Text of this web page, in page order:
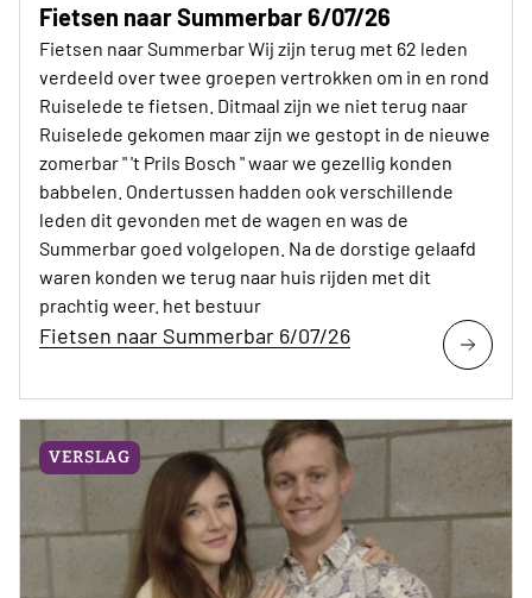
Fietsen naar Summerbar 6/07/26
Fietsen naar Summerbar Wij zijn terug met 62 leden
verdeeld over twee groepen vertrokken om in en rond
Ruiselede te fietsen. Ditmaal zijn we niet terug naar
Ruiselede gekomen maar zijn we gestopt in de nieuwe
zomerbar " 't Prils Bosch " waar we gezellig konden
babbelen. Ondertussen hadden ook verschillende
leden dit gevonden met de wagen en was de
Summerbar goed volgelopen. Na de dorstige gelaafd
waren konden we terug naar huis rijden met dit
prachtig weer. het bestuur
Fietsen naar Summerbar 6/07/26
VERSLAG